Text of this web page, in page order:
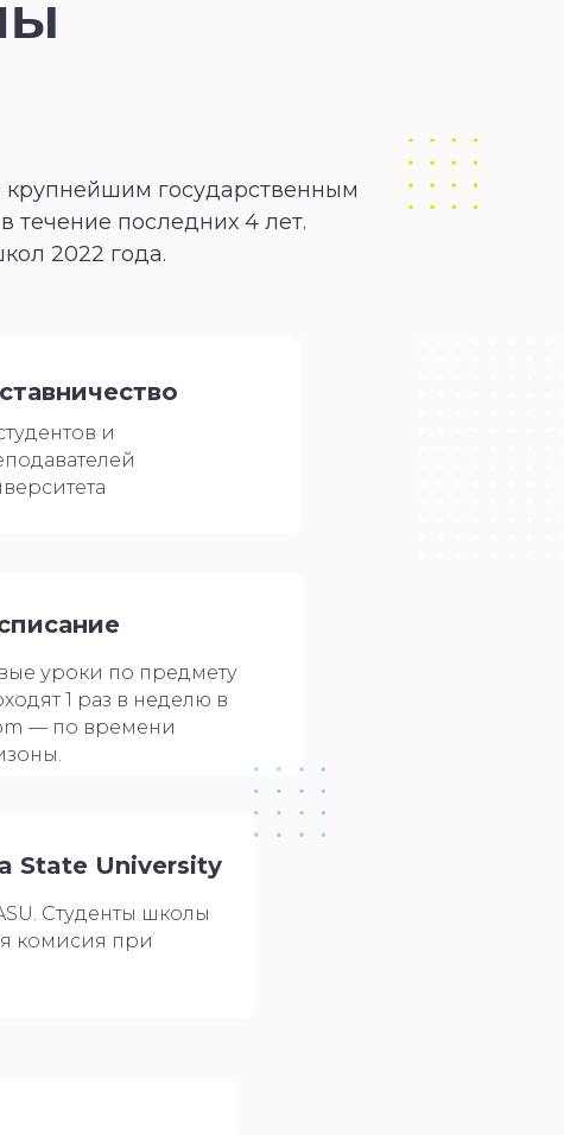
государственным
течение последних 4 лет.
2022 года.
и
State University
Студенты школы
комисия при
уроки по предмету
1 раз в неделю в
— по времени